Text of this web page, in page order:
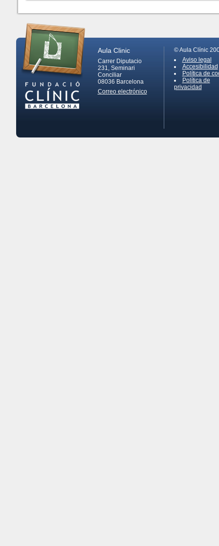
Aula Clinic
Carrer Diputacio
231, Seminari
Conciliar
08036 Barcelona
Correo electrónico
© Aula Clínic
Aviso legal
Accesibilidad
Política de
Política de
privacidad